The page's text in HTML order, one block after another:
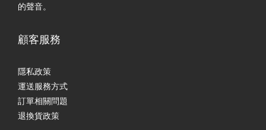
的聲音。
顧客服務
隱私政策
運送服務方式
訂單相關問題
退換貨政策